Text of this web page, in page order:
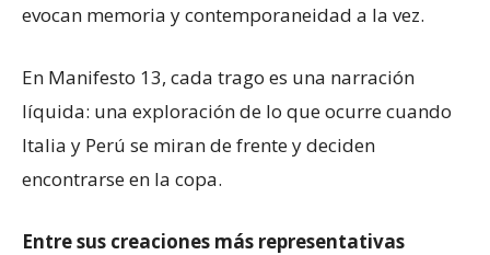
evocan memoria y contemporaneidad a la vez.
En Manifesto 13, cada trago es una narración
líquida: una exploración de lo que ocurre cuando
Italia y Perú se miran de frente y deciden
encontrarse en la copa.
Entre sus creaciones más representativas